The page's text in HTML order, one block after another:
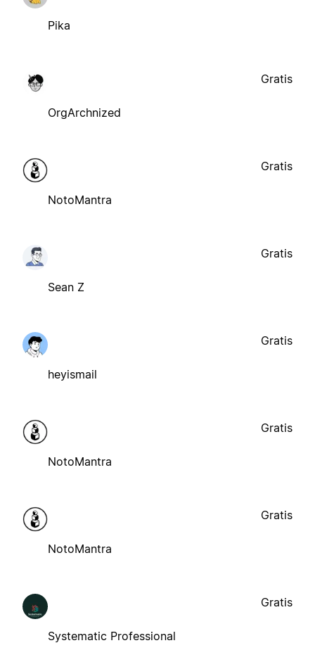
Pika
OrgArchnized
Gratis
NotoMantra
Gratis
Sean Z
Gratis
heyismail
Gratis
NotoMantra
Gratis
NotoMantra
Gratis
Systematic Professional
Gratis